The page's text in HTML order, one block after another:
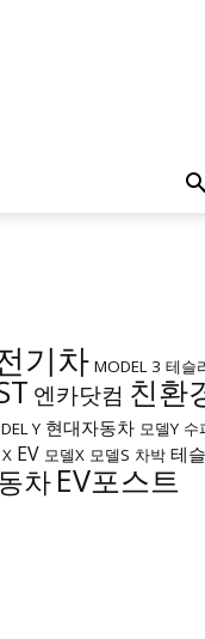
기차 MODEL 3 테슬
엔카닷컴 친환
Y 현대자동차 모델Y 수
EV 모델X 모델S 차박 테
차EV포스트